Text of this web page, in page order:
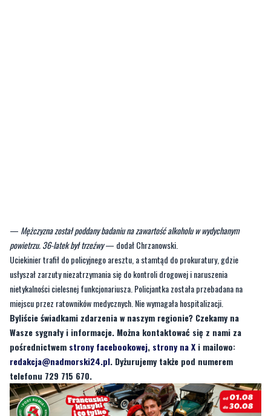
— Mężczyzna został poddany badaniu na zawartość alkoholu w wydychanym
powietrzu. 36-latek był trzeźwy— dodał Chrzanowski.
Uciekinier trafił do policyjnego aresztu, a stamtąd do prokuratury, gdzie
usłyszał zarzuty niezatrzymania się do kontroli drogowej i naruszenia
nietykalności cielesnej funkcjonariusza. Policjantka została przebadana na
miejscu przez ratowników medycznych. Nie wymagała hospitalizacji.
Byliście świadkami zdarzenia w naszym regionie? Czekamy na
Wasze sygnały i informacje. Można kontaktować się z nami za
pośrednictwem strony facebookowej, strony na X i mailowo:
redakcja@nadmorski24.pl. Dyżurujemy także pod numerem
telefonu 729 715 670.